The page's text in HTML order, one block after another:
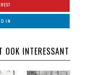
IN
INTERESSANT